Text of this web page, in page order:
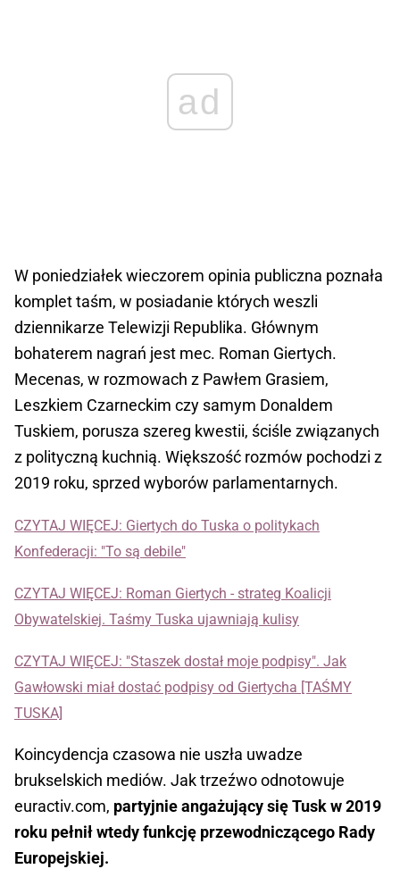
ad
W poniedziałek wieczorem opinia publiczna poznała
komplet taśm, w posiadanie których weszli
dziennikarze Telewizji Republika. Głównym
bohaterem nagrań jest mec. Roman Giertych.
Mecenas, w rozmowach z Pawłem Grasiem,
Leszkiem Czarneckim czy samym Donaldem
Tuskiem, porusza szereg kwestii, ściśle związanych
z polityczną kuchnią. Większość rozmów pochodzi z
2019 roku, sprzed wyborów parlamentarnych.
CZYTAJ WIĘCEJ: Giertych do Tuska o politykach
Konfederacji: "To są debile"
CZYTAJ WIĘCEJ: Roman Giertych - strateg Koalicji
Obywatelskiej. Taśmy Tuska ujawniają kulisy
CZYTAJ WIĘCEJ: "Staszek dostał moje podpisy". Jak
Gawłowski miał dostać podpisy od Giertycha [TAŚMY
TUSKA]
Koincydencja czasowa nie uszła uwadze
brukselskich mediów. Jak trzeźwo odnotowuje
euractiv.com, partyjnie angażujący się Tusk w 2019
roku pełnił wtedy funkcję przewodniczącego Rady
Europejskiej.